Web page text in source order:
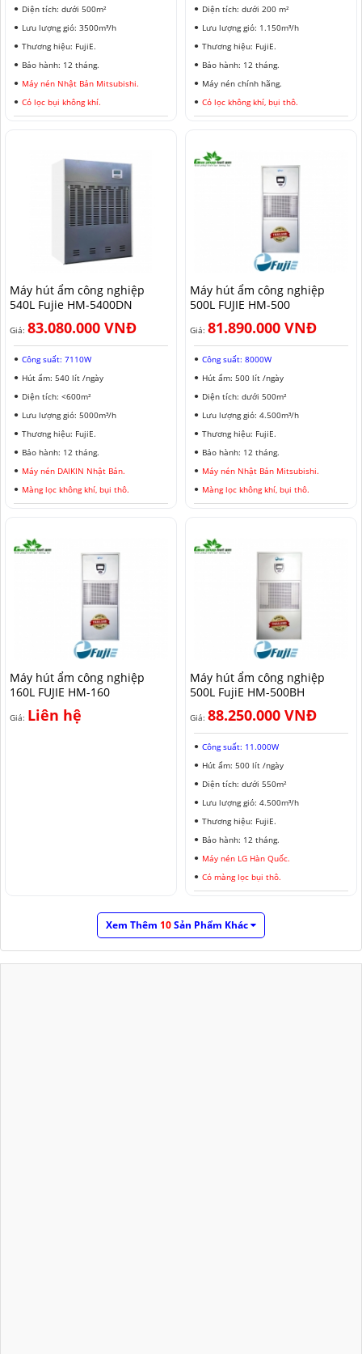
Diện tích: dưới 500m²
Lưu lượng gió: 3500m³/h
Thương hiệu: FujiE.
Bảo hành: 12 tháng.
Máy nén Nhật Bản Mitsubishi.
Có lọc bụi không khí.
Diện tích: dưới 200 m²
Lưu lượng gió: 1.150m³/h
Thương hiệu: FujiE.
Bảo hành: 12 tháng.
Máy nén chính hãng.
Có lọc không khí, bụi thô.
Máy hút ẩm công nghiệp
540L Fujie HM-5400DN
Giá: 83.080.000 VNĐ
Công suất: 7110W
Hút ẩm: 540 lít /ngày
Diện tích: <600m²
Lưu lượng gió: 5000m³/h
Thương hiệu: FujiE.
Bảo hành: 12 tháng.
Máy nén DAIKIN Nhật Bản.
Màng lọc không khí, bụi thô.
Máy hút ẩm công nghiệp
500L FUJIE HM-500
Giá: 81.890.000 VNĐ
Công suất: 8000W
Hút ẩm: 500 lít /ngày
Diện tích: dưới 500m²
Lưu lượng gió: 4.500m³/h
Thương hiệu: FujiE.
Bảo hành: 12 tháng.
Máy nén Nhật Bản Mitsubishi.
Màng lọc không khí, bụi thô.
Máy hút ẩm công nghiệp
160L FUJIE HM-160
Giá: Liên hệ
Máy hút ẩm công nghiệp
500L FujiE HM-500BH
Giá: 88.250.000 VNĐ
Công suất: 11.000W
Hút ẩm: 500 lít /ngày
Diện tích: dưới 550m²
Lưu lượng gió: 4.500m³/h
Thương hiệu: FujiE.
Bảo hành: 12 tháng.
Máy nén LG Hàn Quốc.
Có màng lọc bụi thô.
Xem Thêm 10Sản Phẩm Khác